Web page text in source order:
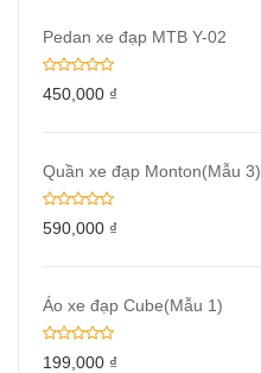
Pedan xe đạp MTB Y-02
450,000 ₫
Quần xe đạp Monton(Mẫu 3)
590,000 ₫
Áo xe đạp Cube(Mẫu 1)
199,000 ₫